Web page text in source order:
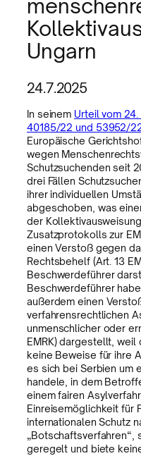
Ungarn
24.7.2025
In seinem Urteil vom 24.
40185/22 und 53952/
Europäische
wegen
Schutzsuchenden seit
drei Fällen
ihrer individuellen
abgeschoben, was
der
Zusatzprotokolls zur
einen Verstoß gegen
Rechtsbehelf (Art. 13
Beschwerdeführer
Beschwerdeführer
außerdem einen
verfahrensrechtlichen
unmenschlicher oder
EMRK) dargestellt, weil
keine Beweise für ihre
es sich bei Serbien um
handele, in dem
einem fairen
Einreisemöglichkeit für
internationalen Schutz
„Botschaftsverfahren“,
geregelt und biete